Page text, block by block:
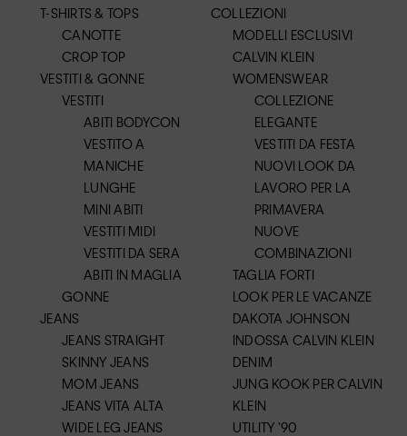
T-SHIRTS & TOPS
CANOTTE
CROP TOP
VESTITI & GONNE
VESTITI
ABITI BODYCON
VESTITO A
MANICHE
LUNGHE
MINI ABITI
VESTITI MIDI
VESTITI DA SERA
ABITI IN MAGLIA
GONNE
JEANS
JEANS STRAIGHT
SKINNY JEANS
MOM JEANS
JEANS VITA ALTA
WIDE LEG JEANS
COLLEZIONI
MODELLI ESCLUSIVI
CALVIN KLEIN
WOMENSWEAR
COLLEZIONE
ELEGANTE
VESTITI DA FESTA
NUOVI LOOK DA
LAVORO PER LA
PRIMAVERA
NUOVE
COMBINAZIONI
TAGLIA FORTI
LOOK PER LE VACANZE
DAKOTA JOHNSON
INDOSSA CALVIN KLEIN
DENIM
JUNG KOOK PER CALVIN
KLEIN
UTILITY ‘90